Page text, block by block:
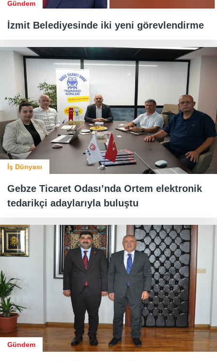
Gündem
İzmit Belediyesinde iki yeni görevlendirme
İş Dünyası
Gebze Ticaret Odası’nda Ortem elektronik
tedarikçi adaylarıyla buluştu
Gündem